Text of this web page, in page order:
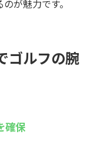
が魅力です。
ゴルフの腕
確保